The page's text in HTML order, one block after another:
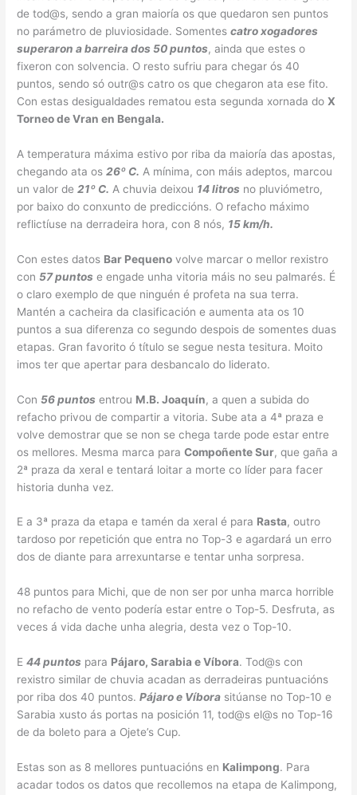
de tod@s, sendo a gran maioría os que quedaron sen puntos
no parámetro de pluviosidade. Somentescatro xogadores
superaron a barreira dos 50 puntos, ainda que estes o
fixeron con solvencia. O resto sufriu para chegar ós 40
puntos, sendo só outr@s catro os que chegaron ata ese fito.
Con estas desigualdades rematou esta segunda xornada doX
Torneo de Vran en Bengala.
A temperatura máxima estivo por riba da maioría das apostas,
chegando ata os26º C. A mínima, con máis adeptos, marcou
un valor de21º C. A chuvia deixou 14 litros no pluviómetro,
por baixo do conxunto de prediccións. O refacho máximo
reflictíuse na derradeira hora, con 8 nós, 15 km/h.
Con estes datos Bar Pequeno volve marcar o mellor rexistro
con57 puntos e engade unha vitoria máis no seu palmarés. É
o claro exemplo de que ninguén é profeta na sua terra.
Mantén a cacheira da clasificación e aumenta ata os 10
puntos a sua diferenza co segundo despois de somentes duas
etapas. Gran favorito ó título se segue nesta tesitura. Moito
imos ter que apertar para desbancalo do liderato.
Con56 puntos entrou M.B. Joaquín, a quen a subida do
refacho privou de compartir a vitoria. Sube ata a 4ª praza e
volve demostrar que se non se chega tarde pode estar entre
os mellores. Mesma marca paraCompoñente Sur, que gaña a
2ª praza da xeral e tentará loitar a morte co líder para facer
historia dunha vez.
E a 3ª praza da etapa e tamén da xeral é para Rasta, outro
tardoso por repetición que entra no Top-3 e agardará un erro
dos de diante para arrexuntarse e tentar unha sorpresa.
48 puntos para Michi, que de non ser por unha marca horrible
no refacho de vento podería estar entre o Top-5. Desfruta, as
veces á vida dache unha alegria, desta vez o Top-10.
E44 puntos para Pájaro, Sarabia e Víbora. Tod@s con
rexistro similar de chuvia acadan as derradeiras puntuacións
por riba dos 40 puntos.Pájaro e Víbora sitúanse no Top-10 e
Sarabia xusto ás portas na posición 11, tod@s el@s no Top-16
de da boleto para a Ojete’s Cup.
Estas son as 8 mellores puntuacións en Kalimpong. Para
acadar todos os datos que recollemos na etapa de Kalimpong,